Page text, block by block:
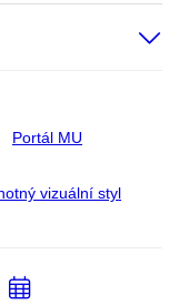
Portál MU
vizuální styl
Přidat